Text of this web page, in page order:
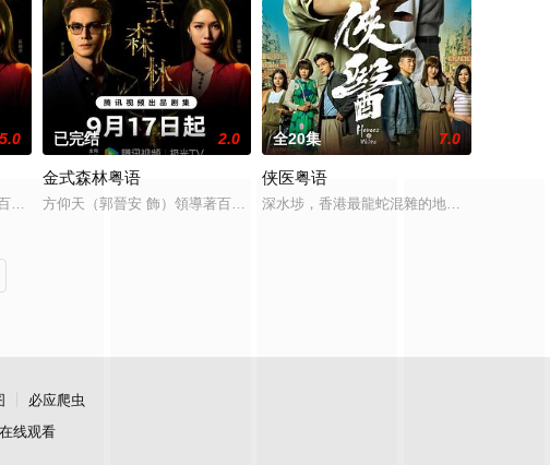
法
真相，不惜将自己拖入罪恶深渊，在法
5.0
億方氏商業帝國，三個兒子父慈子孝，是外界眼中的積善之家。某天仰天遇
已完结 2.0
金式森林粤语
方仰天（郭晉安 飾）領導著百億方氏商業帝國，三個兒子父慈子孝，是外界眼中
全20集 7.0
侠医粤语
深水埗，香港最龍蛇混雜的地方，卻孕育出
必应爬虫
线观看